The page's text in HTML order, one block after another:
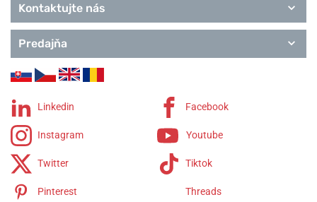
Kontaktujte nás
Predajňa
Linkedin Facebook
Instagram Youtube
Twitter Tiktok
Pinterest Threads